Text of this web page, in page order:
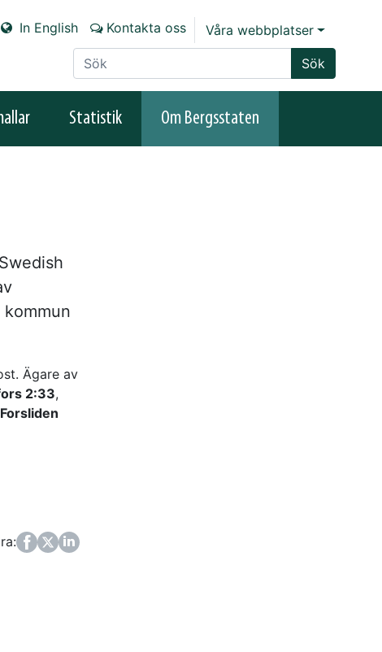
In English Kontakta oss
Våra webbplatser
Sök på sajten
Sök
Statistik Om Bergsstaten
Ägare av
2:33,
Twitter
LinkedIn